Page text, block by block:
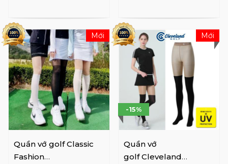
Quần vớ golf Classic
Fashion
Mới
Quần vớ
golf Cleveland
-15%
Mới